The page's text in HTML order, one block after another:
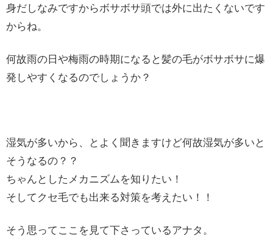
身だしなみですからボサボサ頭では外に出たくないです
からね。
何故雨の日や梅雨の時期になると髪の毛がボサボサに爆
発しやすくなるのでしょうか？
湿気が多いから、とよく聞きますけど何故湿気が多いと
そうなるの？？
ちゃんとしたメカニズムを知りたい！
そしてクセ毛でも出来る対策を考えたい！！
そう思ってここを見て下さっているアナタ。